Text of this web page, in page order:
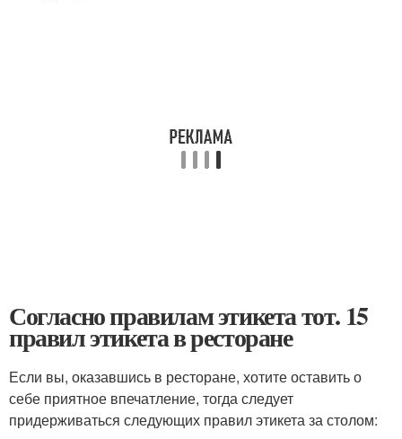
Согласно правилам этикета тот. 15
правил этикета в ресторане
Если вы, оказавшись в ресторане, хотите оставить о
себе приятное впечатление, тогда следует
придерживаться следующих правил этикета за столом: